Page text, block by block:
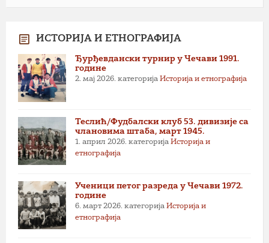
ИСТОРИЈА И ЕТНОГРАФИЈА
Ђурђевдански турнир у Чечави 1991.
године
2. мај 2026. категорија Историја и етнографија
Теслић/Фудбалски клуб 53. дивизије са
члановима штаба, март 1945.
1. април 2026. категорија Историја и
етнографија
Ученици петог разреда у Чечави 1972.
године
6. март 2026. категорија Историја и
етнографија